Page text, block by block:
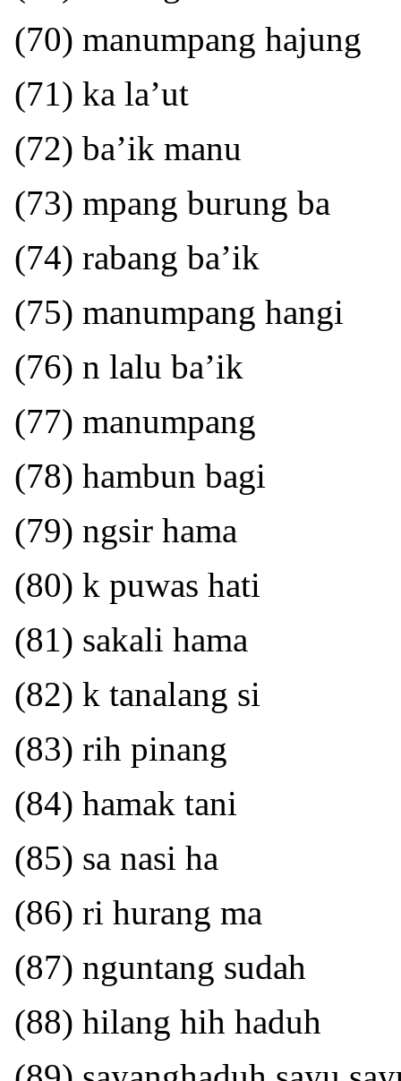
(70) manumpang hajung
(71) ka la’ut
(72) ba’ik manu
(73) mpang burung ba
(74) rabang ba’ik
(75) manumpang hangi
(76) n lalu ba’ik
(77) manumpang
(78) hambun bagi
(79) ngsir hama
(80) k puwas hati
(81) sakali hama
(82) k tanalang si
(83) rih pinang
(84) hamak tani
(85) sa nasi ha
(86) ri hurang ma
(87) nguntang sudah
(88) hilang hih haduh